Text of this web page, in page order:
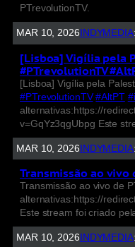
PTrevolutionTV.
MAR 10, 2026 INDYMEDIA:
[Lisboa] Vigília pela
#PTrevolutionTV
[Lisboa] Vigília pela
#PTrevolutionTV #AltPT
alternativas:https://
v=GqYz3qgUbpg Este
MAR 10, 2026 INDYMEDIA:
Transmissão ao vivo
Transmissão ao vivo de
alternativas:https://
Este stream foi criado
MAR 10, 2026 INDYMEDIA: